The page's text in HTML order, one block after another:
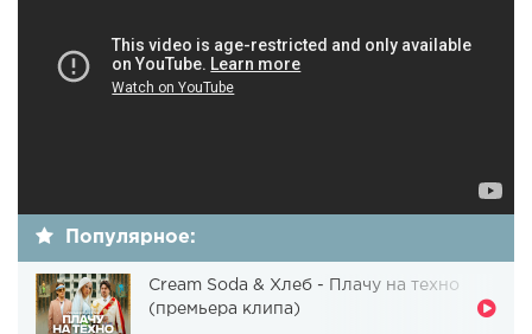
Популярное:
Cream Soda & Хлеб - Плачу на техно
(премьера клипа)